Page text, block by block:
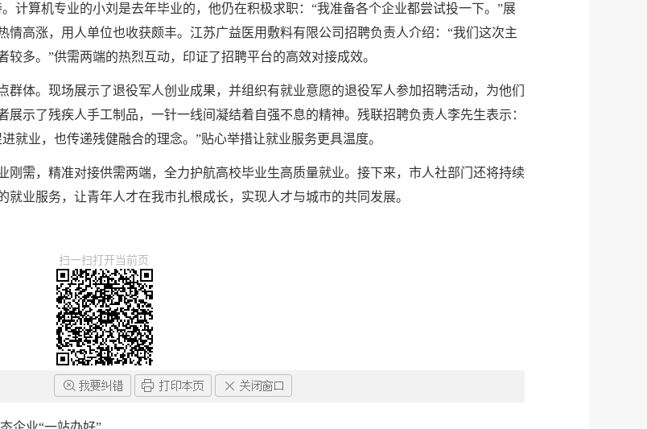
计算机专业的小刘是去年毕业的，他仍在积极求职：“我准备各个企业都尝试投一下。”展
高涨，用人单位也收获颇丰。江苏广益医用敷料有限公司招聘负责人介绍：“我们这次主
多。”供需两端的热烈互动，印证了招聘平台的高效对接成效。
体。现场展示了退役军人创业成果，并组织有就业意愿的退役军人参加招聘活动，为他们
示了残疾人手工制品，一针一线间凝结着自强不息的精神。残联招聘负责人李先生表示：
就业，也传递残健融合的理念。”贴心举措让就业服务更具温度。
刚需，精准对接供需两端，全力护航高校毕业生高质量就业。接下来，市人社部门还将持续
业服务，让青年人才在我市扎根成长，实现人才与城市的共同发展。
扫一扫打开当前页